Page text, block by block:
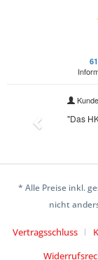
* Alle Preise inkl.
nicht
Vertragsschluss